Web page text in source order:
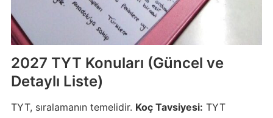
2027 TYT Konuları (Güncel ve
Detaylı Liste)
TYT, sıralamanın temelidir. Koç Tavsiyesi: TYT